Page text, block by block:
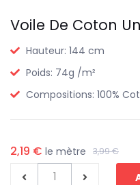
Voile De Coton
Hauteur: 144 cm
Poids: 74g /m²
Compositions: 100%
2,19 € le mètre 3,99 €